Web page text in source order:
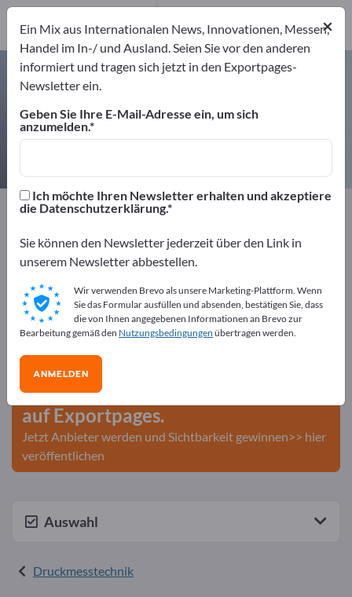
Membrandruckmittler – Hersteller
Anbieter Hersteller
1
1
Exportpages Messtechnik & Optik
Kostenlos inserieren auf
Exportpages!
Bedarfe – Angebote – Gebrauchtwaren –
Geschäftskontakte>> hier starten
Veröffentlichen Sie Ihr
Unternehmen und Ihre Produkte
auf Exportpages.
Jetzt Anbieter werden und Sichtbarkeit gewinnen>> hier
veröffentlichen
Auswahl
Druckmesstechnik
×
Ein Mix aus Internationalen News, Innovationen, Messen,
Handel im In-/ und Ausland. Seien Sie vor den anderen
informiert und tragen sich jetzt in den Exportpages-
Newsletter ein.
Geben Sie Ihre E-Mail-Adresse ein, um sich
anzumelden.
Ich möchte Ihren Newsletter erhalten und akzeptiere
die Datenschutzerklärung.
Sie können den Newsletter jederzeit über den Link in
unserem Newsletter abbestellen.
Wir verwenden Brevo als unsere Marketing-Plattform. Wenn
Sie das Formular ausfüllen und absenden, bestätigen Sie, dass
die von Ihnen angegebenen Informationen an Brevo zur
Bearbeitung gemäß den Nutzungsbedingungen übertragen werden.
ANMELDEN